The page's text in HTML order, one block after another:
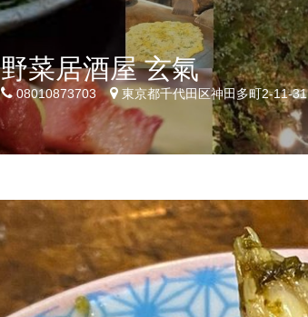
野菜居酒屋 玄氣
08010873703 東京都千代田区神田多町2-11-31